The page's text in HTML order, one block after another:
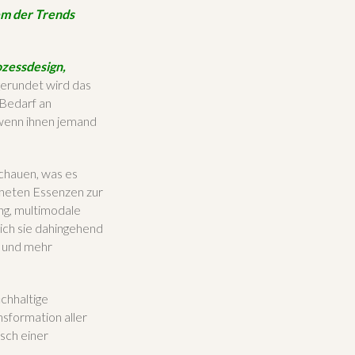
der Trends
wird das
an
ihnen jemand
was es
Essenzen zur
multimodale
sie dahingehend
mehr
aller
einer